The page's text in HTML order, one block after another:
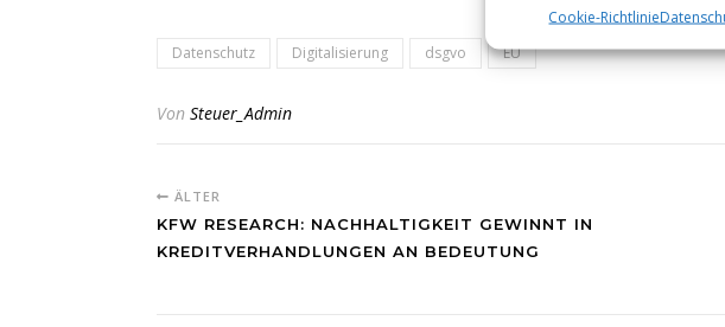
Cookie-Richtlinie
Datenschutz Digitalisierung dsgvo EU
Von Steuer_Admin
ÄLTER
KFW RESEARCH: NACHHALTIGKEIT GEWINNT IN
KREDITVERHANDLUNGEN AN BEDEUTUNG